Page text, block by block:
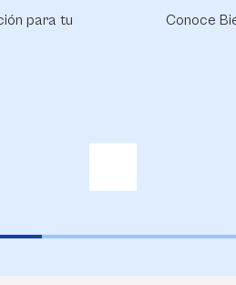
Conoce